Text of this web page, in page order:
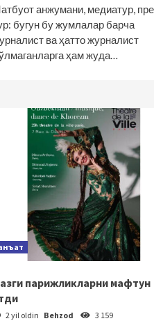
анжумани, медиатур,
бугун бу жумлалар барча
ва ҳатто журналист
ҳам жуда…
парижликларни мафтун
2 yil oldin Behzod 3 159